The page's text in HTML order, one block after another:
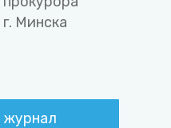
Минска
журнал